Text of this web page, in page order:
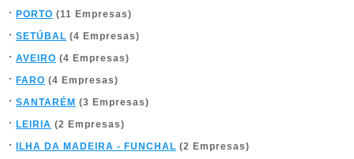
PORTO (11 Empresas)
SETÚBAL (4 Empresas)
AVEIRO (4 Empresas)
FARO (4 Empresas)
SANTARÉM (3 Empresas)
LEIRIA (2 Empresas)
ILHA DA MADEIRA - FUNCHAL (2 Empresas)